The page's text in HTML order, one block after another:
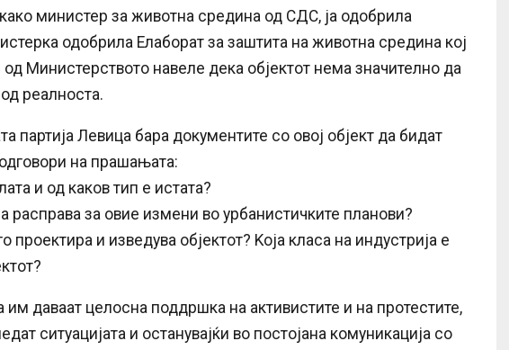
министер за животна средина од СДС, ја одобрила
одобрила Елаборат за заштита на животна средина кој
Министерството навеле дека објектот нема значително да
реалноста.
партија Левица бара документите со овој објект да бидат
на прашањата:
и од каков тип е истата?
расправа за овие измени во урбанистичките планови?
проектира и изведува објектот? Koја класа на индустрија е
им даваат целосна поддршка на активистите и на протестите,
ситуацијата и останувајќи во постојана комуникација со